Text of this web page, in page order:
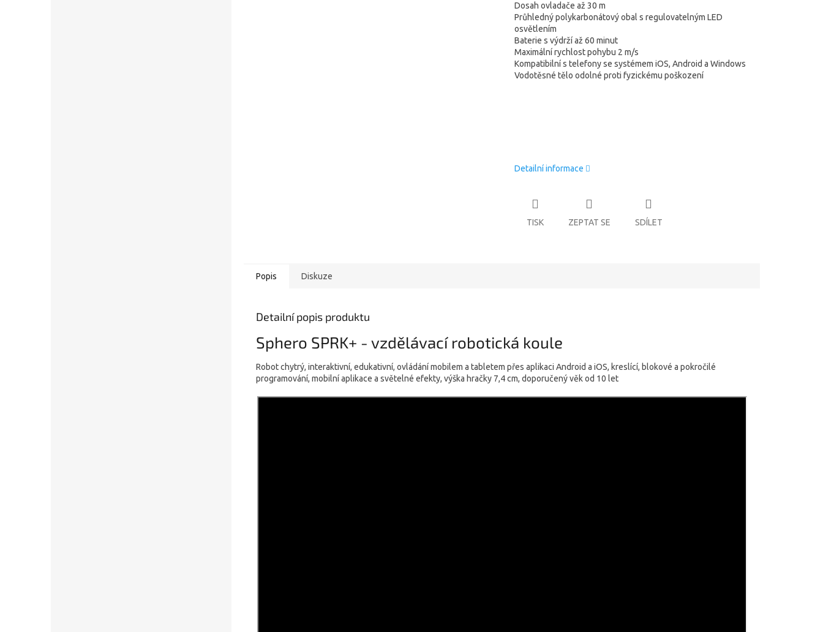
Dosah ovladače až 30 m
Průhledný polykarbonátový obal s regulovatelným LED
osvětlením
Baterie s výdrží až 60 minut
Maximální rychlost pohybu 2 m/s
Kompatibilní s telefony se systémem iOS, Android a Windows
Vodotěsné tělo odolné proti fyzickému poškození
Detailní informace
TISK ZEPTAT SE SDÍLET
Popis Diskuze
Detailní popis produktu
Sphero SPRK+ - vzdělávací robotická koule
Robot chytrý, interaktivní, edukativní, ovládání mobilem a tabletem přes aplikaci Android a iOS, kreslící, blokové a pokročilé
programování, mobilní aplikace a světelné efekty, výška hračky 7,4 cm, doporučený věk od 10 let